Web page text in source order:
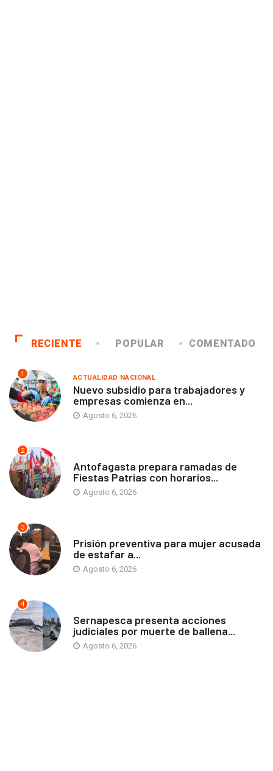
RECIENTE POPULAR COMENTADO
1 ACTUALIDAD NACIONAL
Nuevo subsidio para trabajadores y
empresas comienza en...
Agosto 6, 2026
2
Antofagasta prepara ramadas de
Fiestas Patrias con horarios...
Agosto 6, 2026
3
Prisión preventiva para mujer acusada
de estafar a...
Agosto 6, 2026
4
Sernapesca presenta acciones
judiciales por muerte de ballena...
Agosto 6, 2026